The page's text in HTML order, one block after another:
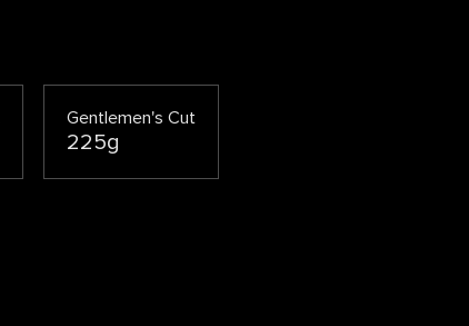
Gentlemen's Cut
225g